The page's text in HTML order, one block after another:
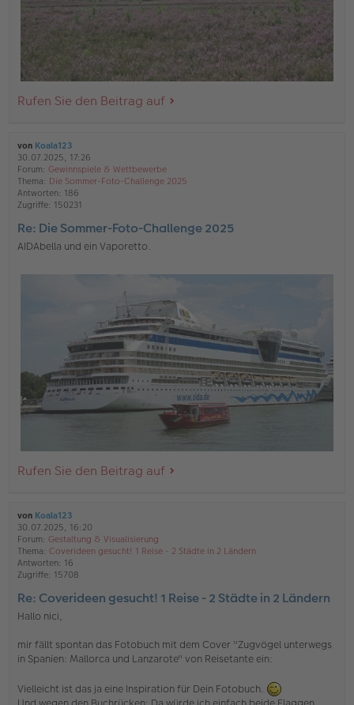
Rufen Sie den Beitrag auf
von Koala123
30.07.2025, 17:26
Forum: Gewinnspiele & Wettbewerbe
Thema: Die Sommer-Foto-Challenge 2025
Antworten: 186
Zugriffe: 150231
Re: Die Sommer-Foto-Challenge 2025
AIDAbella und ein Vaporetto.
Rufen Sie den Beitrag auf
von Koala123
30.07.2025, 16:20
Forum: Gestaltung & Visualisierung
Thema: Coverideen gesucht! 1 Reise - 2 Städte in 2 Ländern
Antworten: 16
Zugriffe: 15708
Re: Coverideen gesucht! 1 Reise - 2 Städte in 2 Ländern
Hallo nici,
mir fällt spontan das Fotobuch mit dem Cover "Zugvögel unterwegs
in Spanien: Mallorca und Lanzarote" von Reisetante ein:
Vielleicht ist das ja eine Inspiration für Dein Fotobuch.